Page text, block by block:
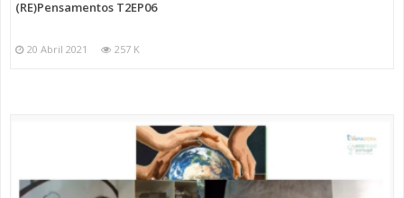
(RE)Pensamentos T2EP06
20 Abril 2021 257 K